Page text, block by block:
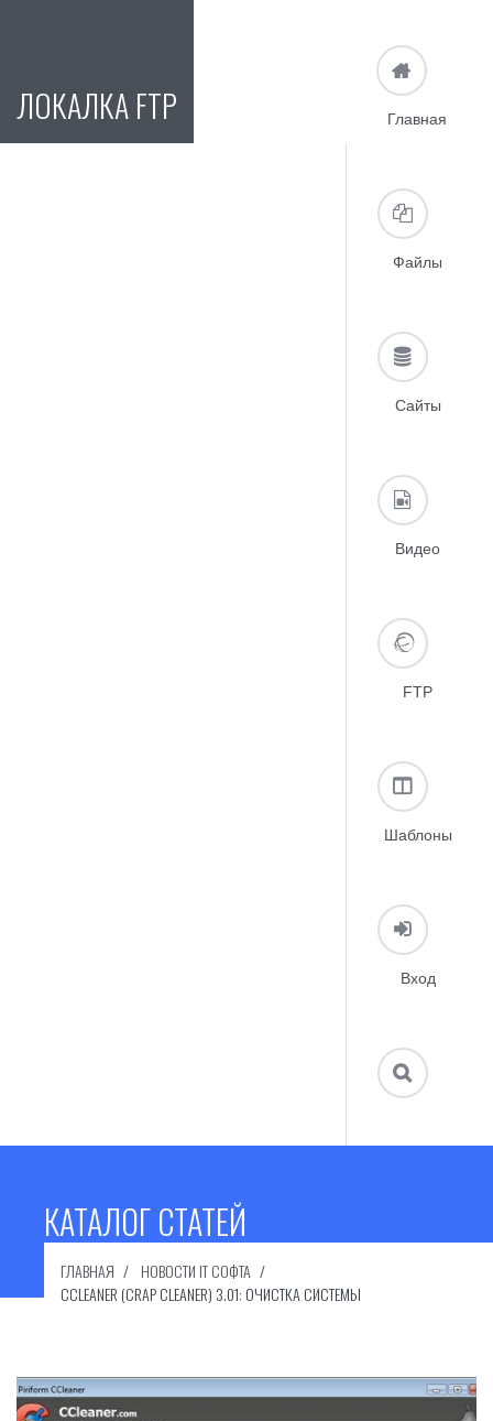
ЛОКАЛКА FTP Главная
Файлы
Сайты
Видео
FTP
Шаблоны
Вход
КАТАЛОГ СТАТЕЙ
ГЛАВНАЯ
НОВОСТИ IT СОФТА
CCLEANER (CRAP CLEANER) 3.01: ОЧИСТКА СИСТЕМЫ